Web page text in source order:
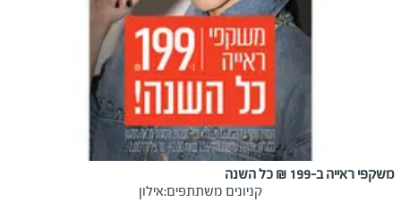
משקפי ראייה ב-199 ₪ כל השנה
קניונים משתתפים:אילון